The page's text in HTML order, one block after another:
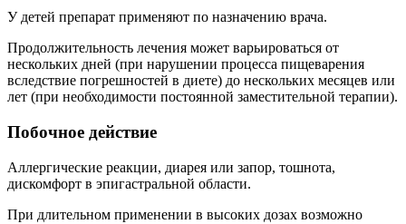
У детей препарат применяют по назначению врача.
Продолжительность лечения может варьироваться от
нескольких дней (при нарушении процесса пищеварения
вследствие погрешностей в диете) до нескольких месяцев или
лет (при необходимости постоянной заместительной терапии).
Побочное действие
Аллергические реакции, диарея или запор, тошнота,
дискомфорт в эпигастральной области.
При длительном применении в высоких дозах возможно